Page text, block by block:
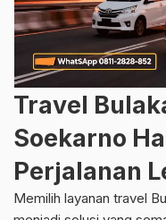
Travel
Soekarno
Perjalanan
Memilih layanan travel